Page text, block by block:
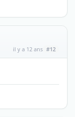
il y a 12 ans #12